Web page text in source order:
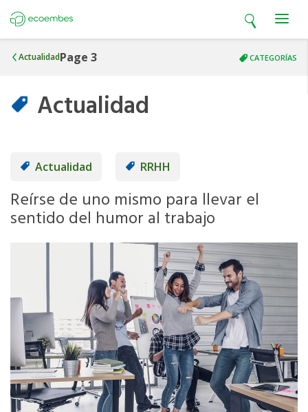
Open search
Open
ActualidadPage 3 CATEGORÍAS
Actualidad
Actualidad RRHH
Reírse de uno mismo para llevar el
sentido del humor al trabajo